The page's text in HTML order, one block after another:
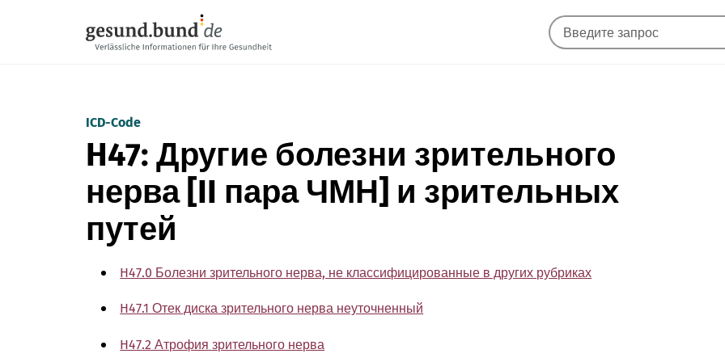
ICD-Code
H47: Другие болезни зрительного
нерва [II пара ЧМН] и зрительных
путей
H47.0 Болезни зрительного нерва, не классифицированные в других рубриках
H47.1 Отек диска зрительного нерва неуточненный
H47.2 Атрофия зрительного нерва